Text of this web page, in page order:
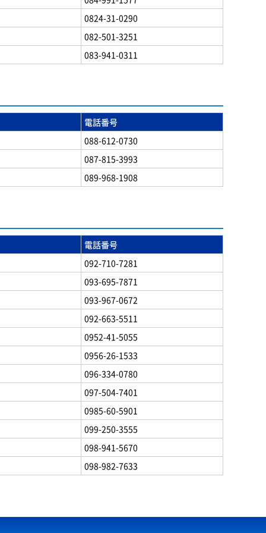
0824-31-0290
082-501-3251
083-941-0311
電話番号
088-612-0730
087-815-3993
089-968-1908
電話番号
092-710-7281
093-695-7871
093-967-0672
092-663-5511
0952-41-5055
0956-26-1533
096-334-0780
097-504-7401
0985-60-5901
099-250-3555
098-941-5670
098-982-7633